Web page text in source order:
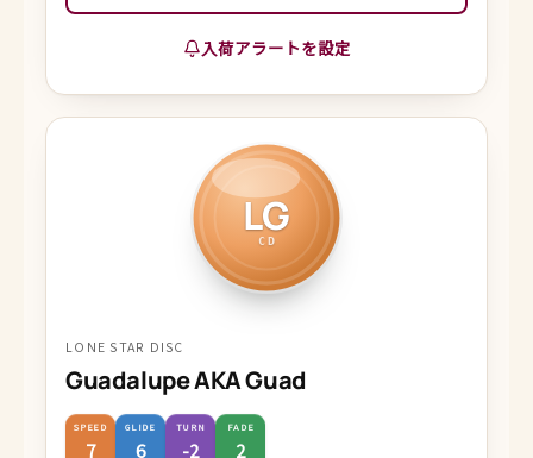
入荷アラートを設定
LG
CD
LONE STAR DISC
Guadalupe AKA Guad
SPEED
7
GLIDE
6
TURN
-2
FADE
2